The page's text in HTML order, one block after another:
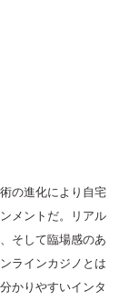
の進化により自宅
メントだ。リアル
そして臨場感のあ
ラインカジノとは
かりやすいインタ